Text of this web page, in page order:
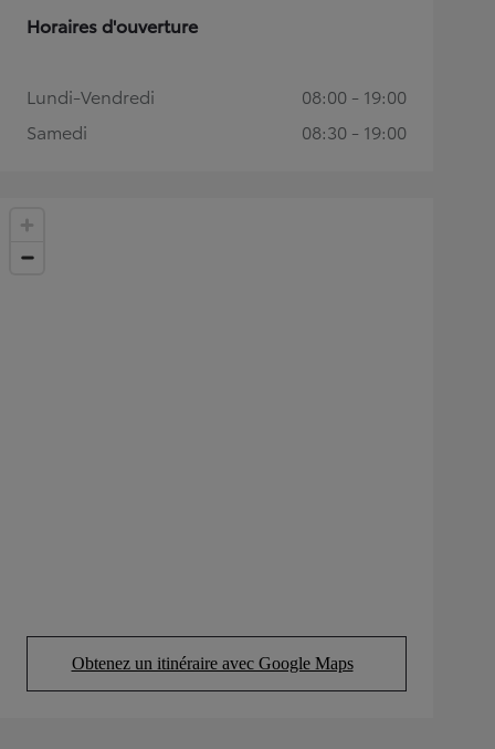
Obtenez un itinéraire avec Google Maps
(Opens in new tab)
Horaires d'ouverture
Lundi-Vendredi
08:00 - 19:00
Samedi
08:30 - 19:00